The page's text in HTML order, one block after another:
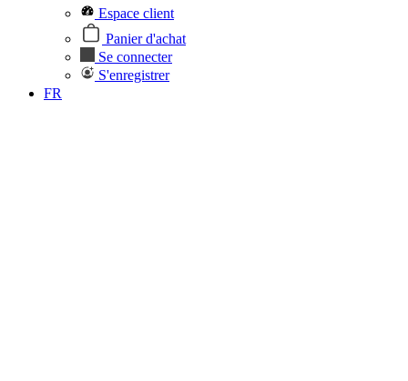
Espace client
Panier d'achat
Se connecter
S'enregistrer
FR